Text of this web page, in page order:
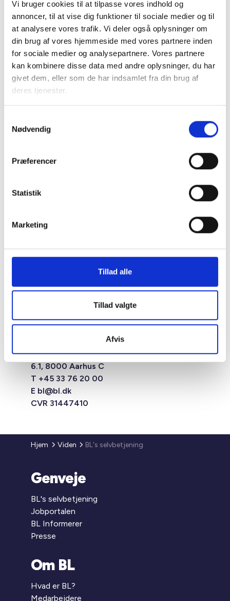
Vi bruger cookies til at tilpasse vores indhold og
annoncer, til at vise dig funktioner til sociale medier og til
at analysere vores trafik. Vi deler også oplysninger om
din brug af vores hjemmeside med vores partnere inden
for sociale medier og analysepartnere. Vores partnere
kan kombinere disse data med andre oplysninger, du har
givet dem, eller som de har indsamlet fra din brug af
deres tjenester.
Nødvendig
Præferencer
Statistik
Marketing
Tillad alle
Tillad valgte
Afvis
Mail: pro@bl.dk
Studiestræde 50,
Mariane Thomsens Gade 2F,
6.1, 8000 Aarhus C
T +45 33 76 20 00
E bl@bl.dk
CVR 31447410
Hjem Viden BL's selvbetjening
Genveje
BL's selvbetjening
Jobportalen
BL Informerer
Presse
Om BL
Hvad er BL?
Medarbejdere